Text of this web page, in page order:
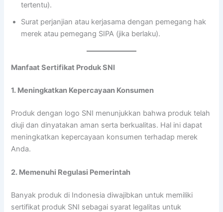
tertentu).
Surat perjanjian atau kerjasama dengan pemegang hak
merek atau pemegang SIPA (jika berlaku).
Manfaat Sertifikat Produk SNI
1. Meningkatkan Kepercayaan Konsumen
Produk dengan logo SNI menunjukkan bahwa produk telah
diuji dan dinyatakan aman serta berkualitas. Hal ini dapat
meningkatkan kepercayaan konsumen terhadap merek
Anda.
2. Memenuhi Regulasi Pemerintah
Banyak produk di Indonesia diwajibkan untuk memiliki
sertifikat produk SNI sebagai syarat legalitas untuk